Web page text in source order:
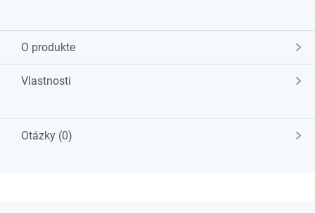
O produkte
Vlastnosti
Otázky (0)